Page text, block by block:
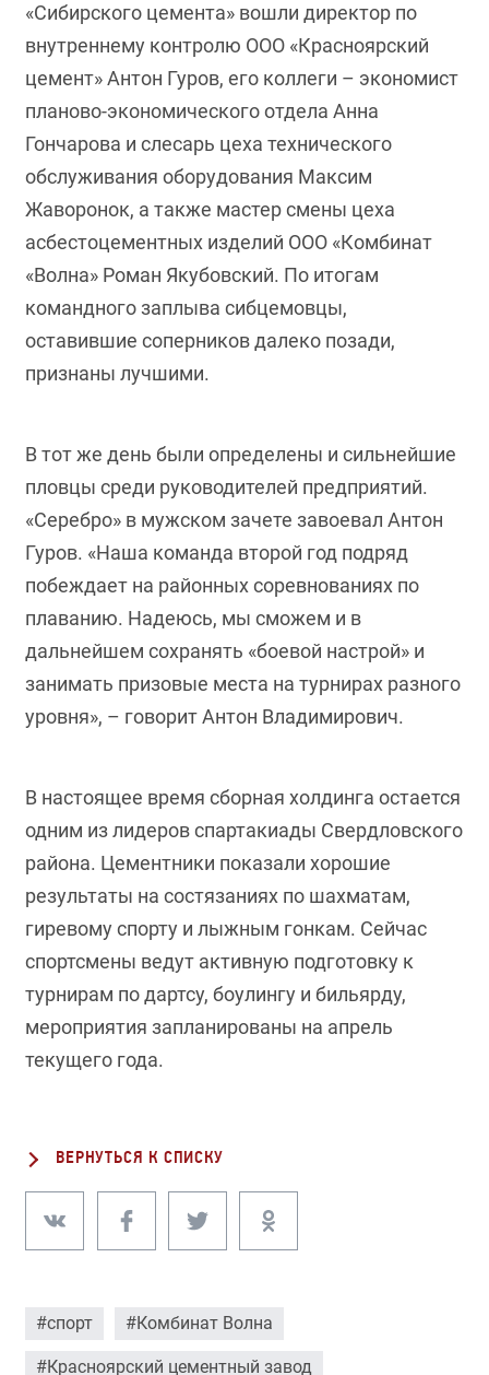
«Сибирского цемента» вошли директор по
внутреннему контролю ООО «Красноярский
цемент» Антон Гуров, его коллеги – экономист
планово-экономического отдела Анна
Гончарова и слесарь цеха технического
обслуживания оборудования Максим
Жаворонок, а также мастер смены цеха
асбестоцементных изделий ООО «Комбинат
«Волна» Роман Якубовский. По итогам
командного заплыва сибцемовцы,
оставившие соперников далеко позади,
признаны лучшими.
В тот же день были определены и сильнейшие
пловцы среди руководителей предприятий.
«Серебро» в мужском зачете завоевал Антон
Гуров. «Наша команда второй год подряд
побеждает на районных соревнованиях по
плаванию. Надеюсь, мы сможем и в
дальнейшем сохранять «боевой настрой» и
занимать призовые места на турнирах разного
уровня», – говорит Антон Владимирович.
В настоящее время сборная холдинга остается
одним из лидеров спартакиады Свердловского
района. Цементники показали хорошие
результаты на состязаниях по шахматам,
гиревому спорту и лыжным гонкам. Сейчас
спортсмены ведут активную подготовку к
турнирам по дартсу, боулингу и бильярду,
мероприятия запланированы на апрель
текущего года.
ВЕРНУТЬСЯ К СПИСКУ
#спорт #Комбинат Волна
#Красноярский цементный завод